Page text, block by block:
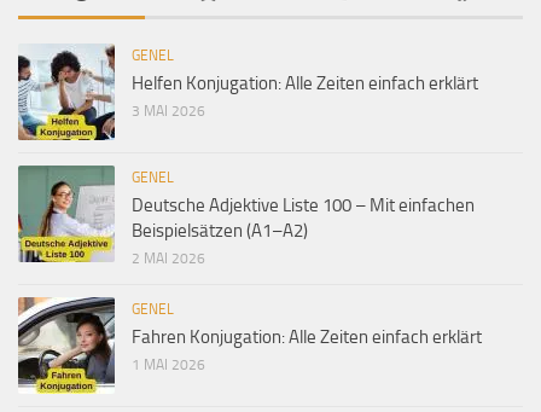
GENEL
Helfen Konjugation: Alle Zeiten einfach erklärt
3 MAI 2026
GENEL
Deutsche Adjektive Liste 100 – Mit einfachen
Beispielsätzen (A1–A2)
2 MAI 2026
GENEL
Fahren Konjugation: Alle Zeiten einfach erklärt
1 MAI 2026